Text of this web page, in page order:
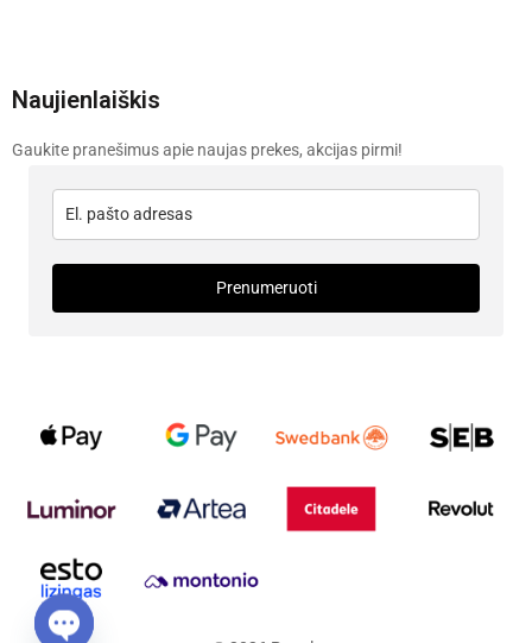
Naujienlaiškis
Gaukite pranešimus apie naujas prekes, akcijas pirmi!
Prenumeruoti